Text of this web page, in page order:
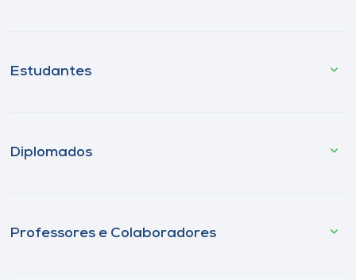
Estudantes
Diplomados
Professores e Colaboradores